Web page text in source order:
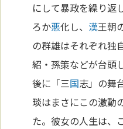
にして暴政を繰り返
ろか悪化し、 漢王朝
の群雄はそれぞれ独
紹・孫策などが台頭
後に「三国志」の舞
琰はまさにこの激動
た。彼女の人生は、